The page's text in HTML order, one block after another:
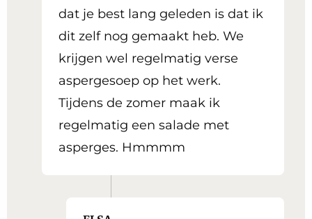
dat je best lang geleden is dat ik
dit zelf nog gemaakt heb. We
krijgen wel regelmatig verse
aspergesoep op het werk.
Tijdens de zomer maak ik
regelmatig een salade met
asperges. Hmmmm